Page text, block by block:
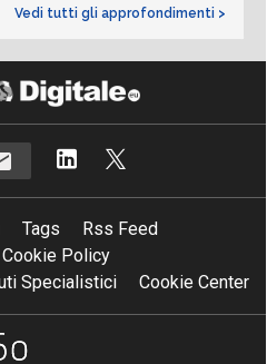
Vedi tutti gli approfondimenti >
Tags
Rss Feed
Policy
Specialistici
Cookie Center